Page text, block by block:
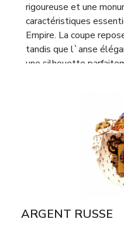
rigoureuse et une
caractéristiques
Empire. La coupe
tandis que l`anse
une silhouette
d`une grande finesse
florales et les
l`anse apportent une
annonçant
qui s`épanouiront plus
Actif à Saint-
maîtres orfèvres
ARGENT RUSSE